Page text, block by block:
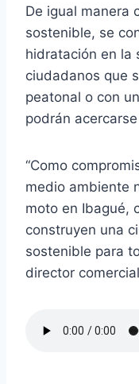
De igual manera
sostenible, se
hidratación en la
ciudadanos que
peatonal o con
podrán
“Como
medio ambiente
moto en Ibagué,
construyen una
sostenible para
director